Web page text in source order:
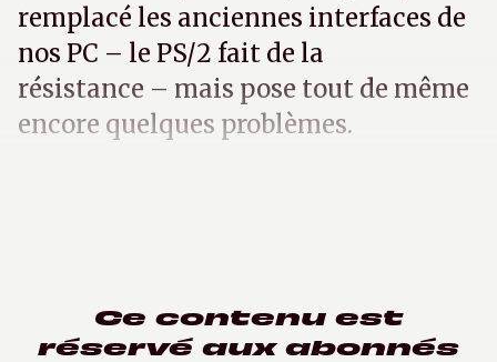
remplacé les anciennes interfaces de
nos PC – le PS/2 fait de la
résistance – mais pose tout de même
encore quelques problèmes.
Ce contenu est
réservé aux abonnés